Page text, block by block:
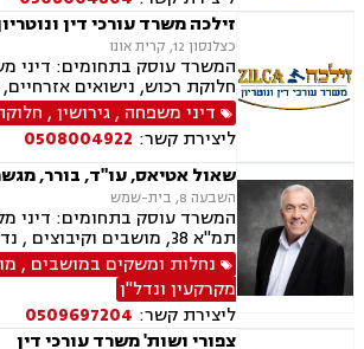
זילכה משרד עורכי דין
כצלנסון 12, קרית אונו
המשרד עוסק בתחומים: דיני
חלוקת רכוש, נישואים
ירושות וצוואות, הסכמי ממון,
משמורת, מזונות, ייפוי כוח
דיני מקרקעין,
קרקעות, פינוי בינוי, תכנון
ליקויי בנייה, מיסוי נדל"ן,
תאונות דרכים, תאונות עבודה,
עסקי, ליווי מיזמי סטארטאפ,
רפואית, רשלנות רפואית -
הביטחון, נכי צה"ל, משפט צבאי
דיני משפחה ,גירושין,
ליצירת קשר: 0508004922
שאול אטיאס, עו"ד, בורר,
השבעה 8, בית-שמש
המשרד עוסק בתחומים: דיני
תמ"א 38, מושבים וקיבוצים
תכנון ובניה, קבוצות רכישה,
גישור ובוררויות, אזרחי מסחרי,
נוטריון
נחלות ומשקים במושבים ,
מקרקעין ונדל"ן
ליצירת קשר: 0509697204
צפורי ושות' משרד עורכי דין